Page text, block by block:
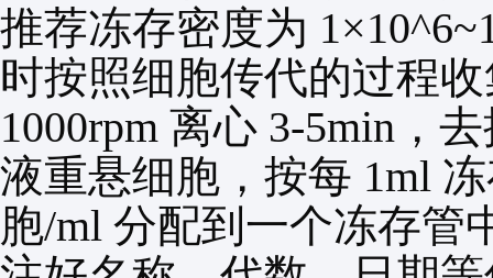
推荐冻存密度为
时按照细胞传代的过程
1000rpm 离心 3-5min ，
液重悬细胞，按每 1ml
胞/ml 分配到一个冻存管